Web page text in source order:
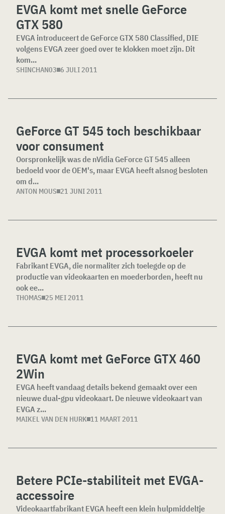
EVGA komt met snelle GeForce
GTX 580
EVGA introduceert de GeForce GTX 580 Classified, DIE
volgens EVGA zeer goed over te klokken moet zijn. Dit
kom...
SHINCHAN03 6 JULI 2011
GeForce GT 545 toch beschikbaar
voor consument
Oorspronkelijk was de nVidia GeForce GT 545 alleen
bedoeld voor de OEM's, maar EVGA heeft alsnog besloten
om d...
ANTON MOUS 21 JUNI 2011
EVGA komt met processorkoeler
Fabrikant EVGA, die normaliter zich toelegde op de
productie van videokaarten en moederborden, heeft nu
ook ee...
THOMAS 25 MEI 2011
EVGA komt met GeForce GTX 460
2Win
EVGA heeft vandaag details bekend gemaakt over een
nieuwe dual-gpu videokaart. De nieuwe videokaart van
EVGA z...
MAIKEL VAN DEN HURK 11 MAART 2011
Betere PCIe-stabiliteit met EVGA-
accessoire
Videokaartfabrikant EVGA heeft een klein hulpmiddeltje